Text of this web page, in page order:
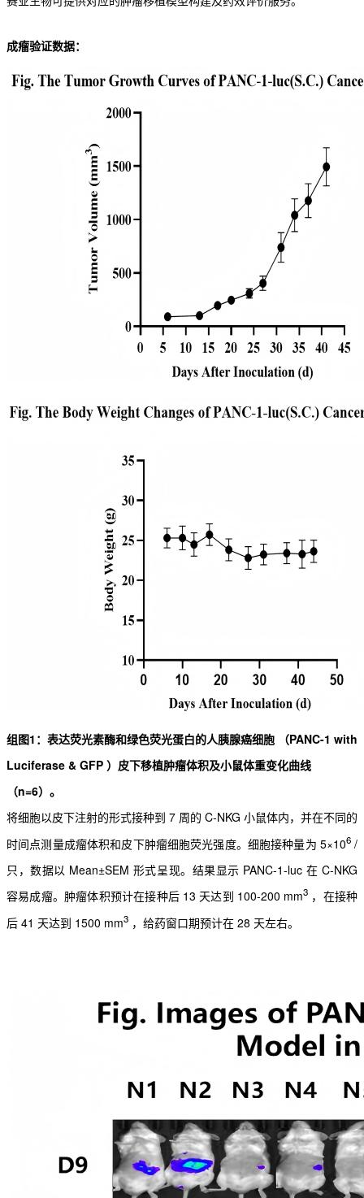
成瘤验证数据：
组图1：表达荧光素酶和绿色荧光蛋白的人胰腺癌细胞 （PANC-1 with
Luciferase & GFP ） 皮下移植肿瘤体积及小鼠体重变化曲线
（n=6）。
将细胞以皮下注射的形式接种到 7 周的 C-NKG 小鼠体内，并在不同的
时间点测量成瘤体积和皮下肿瘤细胞荧光强度。细胞接种量为 5×106/
只，数据以 Mean±SEM 形式呈现。结果显示 PANC-1-luc 在 C-NKG
容易成瘤。肿瘤体积预计在接种后 13 天达到 100-200 mm3 ，在接种
后 41 天达到 1500 mm3 ，给药窗口期预计在 28 天左右。